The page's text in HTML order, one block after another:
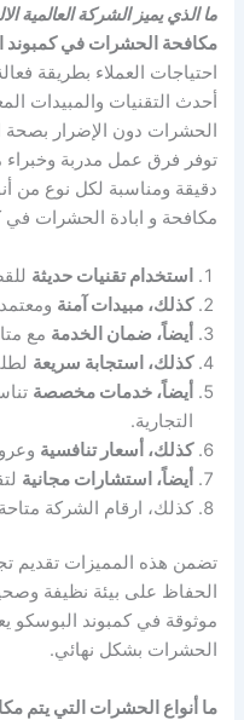
ما الذي يميز الشركة العالمية
مكافحة الحشرات في كمبوند
احتياجات العملاء بطريقة
أحدث التقنيات والمبيدات
الحشرات دون الإضرار بصحة
توفر فرق عمل مدربة
دقيقة ومناسبة لكل نوع من
مكافحة و ابادة الحشرات في
استخدام تقنيات حديثة
كذلك، مبيدات آمنة
أيضاً، ضمان الخدمة مع
كذلك، استجابة سريعة
أيضاً، خدمات مخصصة
التجارية.
كذلك، أسعار تنافسية
أيضاً، استشارات مجانية
كذلك، ارقام الشركة
تضمن هذه المميزات تقديم
الحفاظ على بيئة نظيفة
موثوقة في كمبوند البوسكو
الحشرات بشكل نهائي.
ما أنواع الحشرات التي يتم